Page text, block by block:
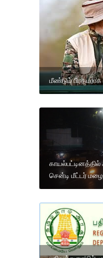
மீண்டும் பிரதமராக
சென்டி மீட்டர் மழை